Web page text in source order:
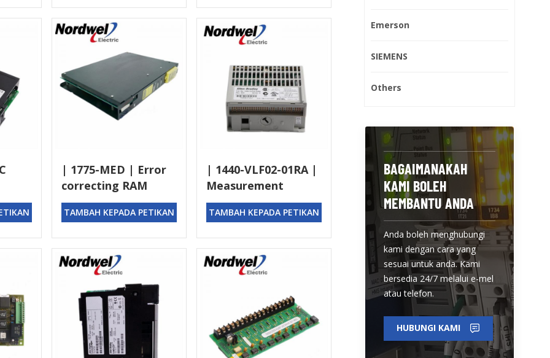
| 1775-MED | Error
correcting RAM
module
TAMBAH KEPADA PETIKAN
| 1440-VLF02-01RA |
Measurement
Module
TAMBAH KEPADA PETIKAN
Emerson
SIEMENS
Others
BAGAIMANAKAH
KAMI BOLEH
MEMBANTU ANDA
Anda boleh menghubungi
kami dengan cara yang
sesuai untuk anda. Kami
bersedia 24/7 melalui e-mel
atau telefon.
HUBUNGI KAMI
Plat penapis
Schneider
NHA19377